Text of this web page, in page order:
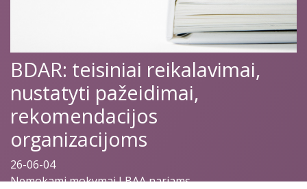
BDAR: teisiniai reikalavimai,
nustatyti pažeidimai,
rekomendacijos
organizacijoms
26-06-04
Nemokami mokymai LBAA nariams